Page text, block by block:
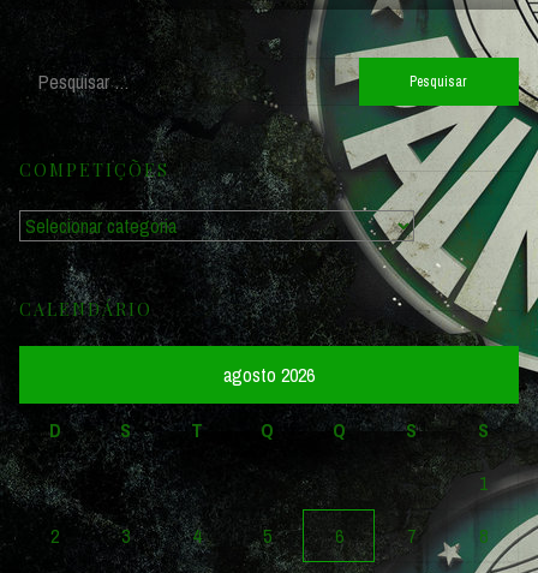
Pesquisar
por:
COMPETIÇÕES
Competições
CALENDÁRIO
agosto 2026
D S T Q Q S
S
1
2
3 4 5 6 7
8